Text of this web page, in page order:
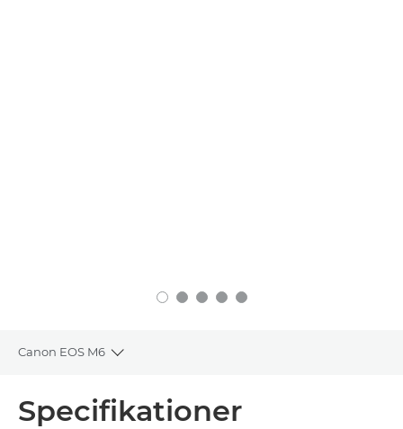
Canon EOS M6
Toggle breadcrumbs
Specifikationer